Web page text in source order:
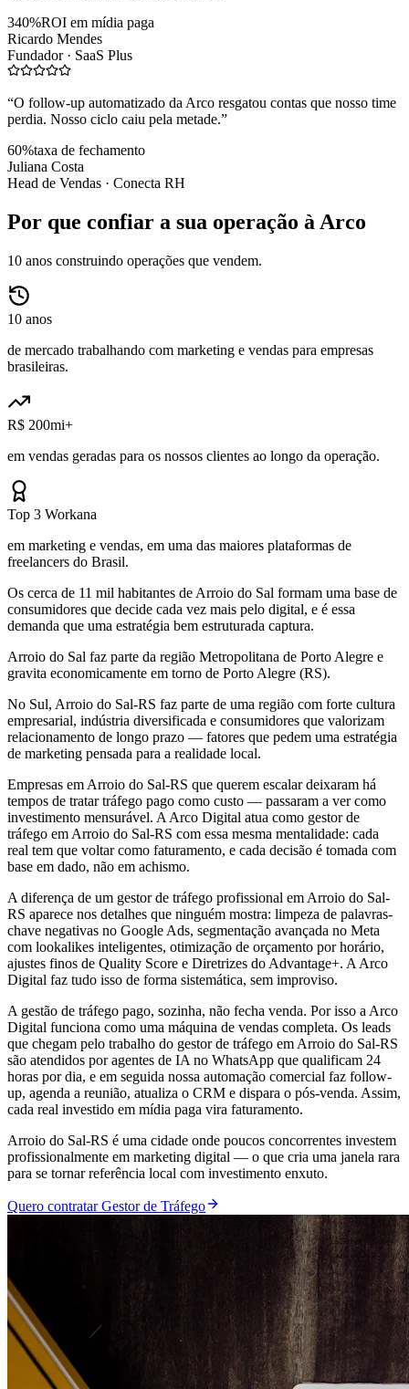
340%ROI em mídia paga
Ricardo Mendes
Fundador · SaaS Plus
“O follow-up automatizado da Arco resgatou contas que nosso time
perdia. Nosso ciclo caiu pela metade.”
60%taxa de fechamento
Juliana Costa
Head de Vendas · Conecta RH
Por que confiar a sua operação à Arco
10 anos construindo operações que vendem.
10 anos
de mercado trabalhando com marketing e vendas para empresas
brasileiras.
R$ 200mi+
em vendas geradas para os nossos clientes ao longo da operação.
Top 3 Workana
em marketing e vendas, em uma das maiores plataformas de
freelancers do Brasil.
Os cerca de 11 mil habitantes de Arroio do Sal formam uma base de
consumidores que decide cada vez mais pelo digital, e é essa
demanda que uma estratégia bem estruturada captura.
Arroio do Sal faz parte da região Metropolitana de Porto Alegre e
gravita economicamente em torno de Porto Alegre (RS).
No Sul, Arroio do Sal-RS faz parte de uma região com forte cultura
empresarial, indústria diversificada e consumidores que valorizam
relacionamento de longo prazo — fatores que pedem uma estratégia
de marketing pensada para a realidade local.
Empresas em Arroio do Sal-RS que querem escalar deixaram há
tempos de tratar tráfego pago como custo — passaram a ver como
investimento mensurável. A Arco Digital atua como gestor de
tráfego em Arroio do Sal-RS com essa mesma mentalidade: cada
real tem que voltar como faturamento, e cada decisão é tomada com
base em dado, não em achismo.
A diferença de um gestor de tráfego profissional em Arroio do Sal-
RS aparece nos detalhes que ninguém mostra: limpeza de palavras-
chave negativas no Google Ads, segmentação avançada no Meta
com lookalikes inteligentes, otimização de orçamento por horário,
ajustes finos de Quality Score e Diretrizes do Advantage+. A Arco
Digital faz tudo isso de forma sistemática, sem improviso.
A gestão de tráfego pago, sozinha, não fecha venda. Por isso a Arco
Digital funciona como uma máquina de vendas completa. Os leads
que chegam pelo trabalho do gestor de tráfego em Arroio do Sal-RS
são atendidos por agentes de IA no WhatsApp que qualificam 24
horas por dia, e em seguida nossa automação comercial faz follow-
up, agenda a reunião, atualiza o CRM e dispara o pós-venda. Assim,
cada real investido em mídia paga vira faturamento.
Arroio do Sal-RS é uma cidade onde poucos concorrentes investem
profissionalmente em marketing digital — o que cria uma janela rara
para se tornar referência local com investimento enxuto.
Quero contratar Gestor de Tráfego